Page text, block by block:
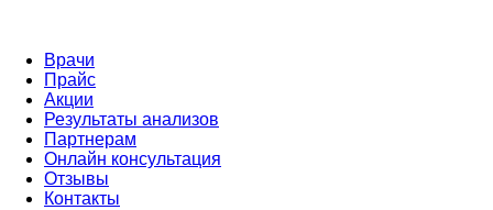
Врачи
Прайс
Акции
Результаты анализов
Партнерам
Онлайн консультация
Отзывы
Контакты